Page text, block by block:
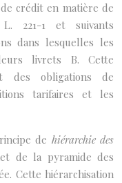
crédit en matière de
221-1 et suivants
dans lesquelles les
livrets B. Cette
des obligations de
tarifaires et les
de hiérarchie des
de la pyramide des
Cette hiérarchisation